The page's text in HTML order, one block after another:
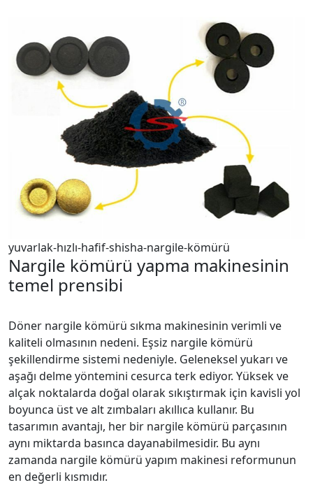
yuvarlak-hızlı-hafif-shisha-nargile-kömürü
Nargile kömürü yapma makinesinin
temel prensibi
Döner nargile kömürü sıkma makinesinin verimli ve
kaliteli olmasının nedeni. Eşsiz nargile kömürü
şekillendirme sistemi nedeniyle. Geleneksel yukarı ve
aşağı delme yöntemini cesurca terk ediyor. Yüksek ve
alçak noktalarda doğal olarak sıkıştırmak için kavisli yol
boyunca üst ve alt zımbaları akıllıca kullanır. Bu
tasarımın avantajı, her bir nargile kömürü parçasının
aynı miktarda basınca dayanabilmesidir. Bu aynı
zamanda nargile kömürü yapım makinesi reformunun
en değerli kısmıdır.